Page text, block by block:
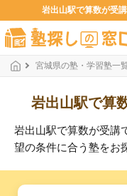
岩出山駅で算数が受
宮城県の塾・学習塾一
岩出山駅で算
岩出山駅で算数が受講
望の条件に合う塾をお